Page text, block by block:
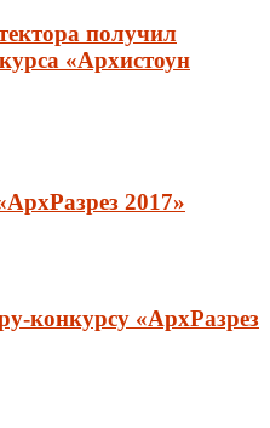
получил
«Архистоун
2017»
конкурсу «АрхРазрез